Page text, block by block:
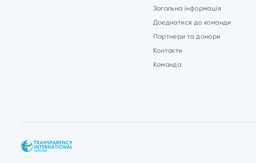
Загальна інформація
Доєднатися до команди
Партнери та донори
Контакти
Команда